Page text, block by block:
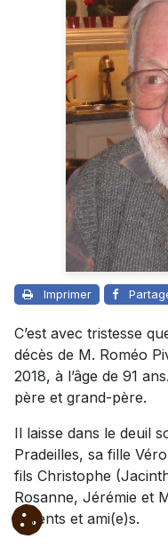
Imprimer
C’est avec tristesse
décès de M. Roméo
2018, à l’âge de 91
père et grand-père.
Il laisse dans le deuil
Pradeilles, sa fille
fils Christophe
Rosanne, Jérémie et
parents et ami(e)s.